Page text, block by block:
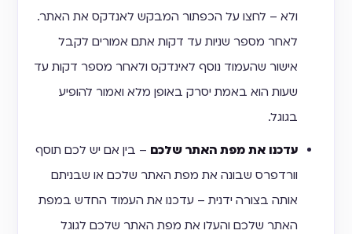
ולא – לחצו על הכפתור המבקש לאנדקס את האתר.
לאחר מספר שניות עד דקות אתם אמורים לקבל
אישור שהעמוד נוסף לאינדקס ולאחר מספר דקות עד
שעות הוא באמת יסרק באופן מלא ואמור להופיע
בגוגל.
עדכנו את מפת האתר שלכם – בין אם יש לכם תוסף
וורדפרס שבונה את מפת האתר שלכם או שבניתם
אותה בצורה ידנית – עדכנו את העמוד החדש במפת
האתר שלכם והעלו את מפת האתר שלכם לגוגל